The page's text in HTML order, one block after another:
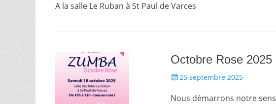
A la salle Le Ruban à St Paul de Varces
Octobre Rose 2025
Posté25 septembre 2025
Nous démarrons notre